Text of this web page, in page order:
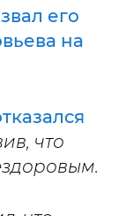
его
на
что